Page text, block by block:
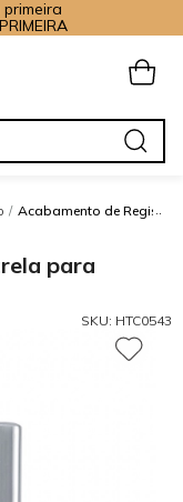
/ Acabamento de Registro
para
SKU: HTC0543